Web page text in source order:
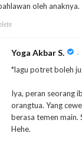
oleh anaknya.
Yoga Akbar S.
*lagu potret boleh
Iya, peran seorang
orangtua. Yang
berasa temen main.
Hehe.